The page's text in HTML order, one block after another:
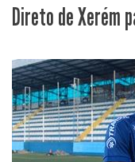
Direto de Xerém